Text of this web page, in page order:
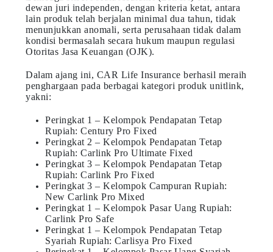
dewan juri independen, dengan kriteria ketat, antara
lain produk telah berjalan minimal dua tahun, tidak
menunjukkan anomali, serta perusahaan tidak dalam
kondisi bermasalah secara hukum maupun regulasi
Otoritas Jasa Keuangan (OJK).
Dalam ajang ini, CAR Life Insurance berhasil meraih
penghargaan pada berbagai kategori produk unitlink,
yakni:
Peringkat 1 – Kelompok Pendapatan Tetap
Rupiah: Century Pro Fixed
Peringkat 2 – Kelompok Pendapatan Tetap
Rupiah: Carlink Pro Ultimate Fixed
Peringkat 3 – Kelompok Pendapatan Tetap
Rupiah: Carlink Pro Fixed
Peringkat 3 – Kelompok Campuran Rupiah:
New Carlink Pro Mixed
Peringkat 1 – Kelompok Pasar Uang Rupiah:
Carlink Pro Safe
Peringkat 1 – Kelompok Pendapatan Tetap
Syariah Rupiah: Carlisya Pro Fixed